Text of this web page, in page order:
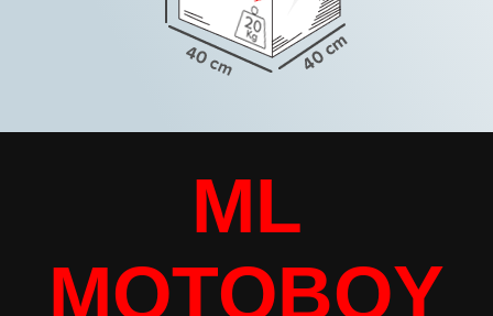
ML
MOTOBOY